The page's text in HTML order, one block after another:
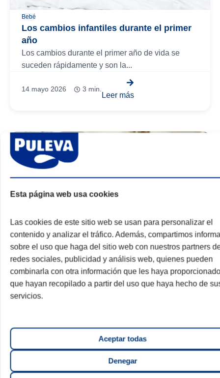
Esta página web usa cookies
Las cookies de este sitio web se usan para personalizar el
contenido y analizar el tráfico. Además, compartimos
sobre el uso que haga del sitio web con nuestros partners
redes sociales, publicidad y análisis web, quienes pueden
combinarla con otra información que les haya
que hayan recopilado a partir del uso que haya hecho de
servicios.
Aceptar todas
Denegar
Bebé
Los cambios infantiles durante el primer
año
Los cambios durante el primer año de vida se
suceden rápidamente y son la...
14 mayo 2026 3 min.
Leer más
Bebé
Desarrollo psicomotor en los primeros
rápido durante los primeros...
Leer más